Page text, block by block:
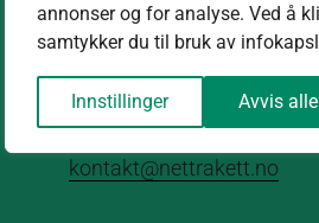
annonser og for analyse. Ved å
samtykker du til bruk av
Innstillinger Avvis alle
Kontakt oss
kontakt@nettrakett.no